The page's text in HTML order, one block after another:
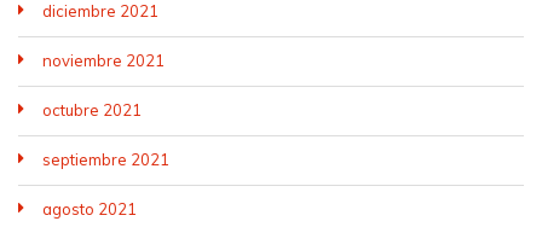
diciembre 2021
noviembre 2021
octubre 2021
septiembre 2021
agosto 2021